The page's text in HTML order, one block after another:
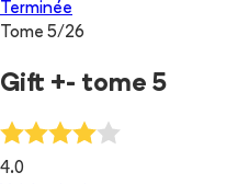
Terminée
Tome 5/26
Gift +- tome 5
4.0